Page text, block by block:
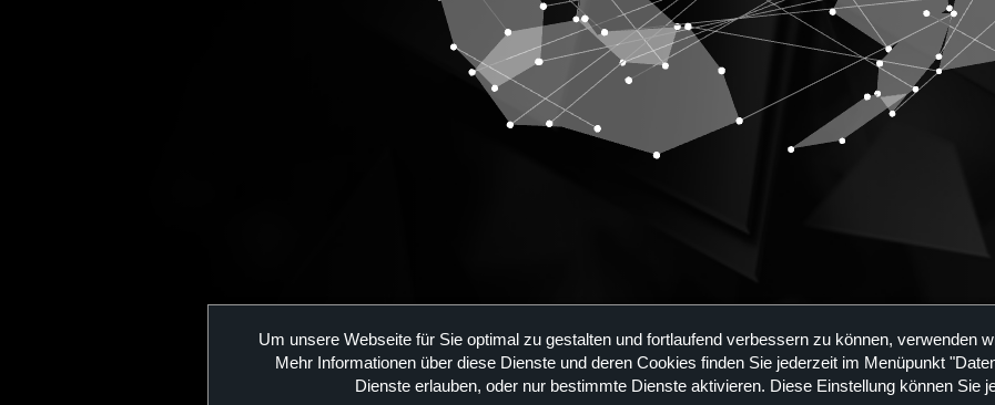
Haltung Maßstäbe setzen Kreative
Um unsere Webseite für Sie optimal zu gestalten und fortlaufend verbessern zu können, verwenden
Mehr Informationen über diese Dienste und deren Cookies finden Sie jederzeit im Menüpunkt
Dienste erlauben, oder nur bestimmte Dienste aktivieren. Diese Einstellung können Sie